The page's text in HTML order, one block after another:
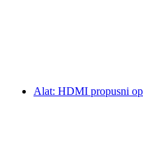
Alat: HDMI propusni